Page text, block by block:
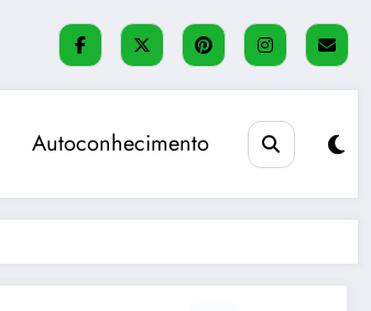
Autoconhecimento